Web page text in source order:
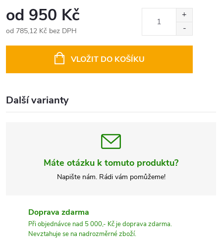
od 950 Kč
od 785,12 Kč bez DPH
VLOŽIT DO KOŠÍKU
Další varianty
Máte otázku k tomuto produktu?
Napište nám. Rádi vám pomůžeme!
Doprava zdarma
Při objednávce nad 5 000,- Kč je doprava zdarma.
Nevztahuje se na nadrozměrné zboží.